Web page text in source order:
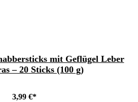
mit Geflügel Leber
– 20 Sticks (100 g)
3,99 €